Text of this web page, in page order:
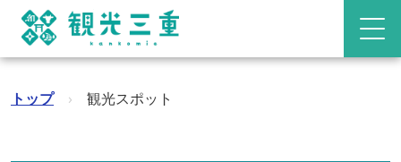
トップ › 観光スポット